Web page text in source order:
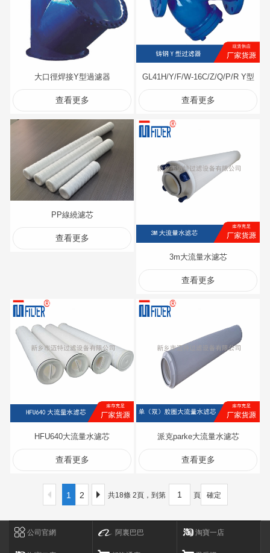
大口徑焊接Y型過濾器
查看更多
GL41H/Y/F/W-16C/Z/Q/P/R Y型
過濾器
查看更多
PP線繞濾芯
查看更多
3m大流量水濾芯
查看更多
HFU640大流量水濾芯
查看更多
派克parke大流量水濾芯
查看更多
1 2 共18條 2頁，到第 頁 確定
公司官網 阿裏巴巴 淘寶一店